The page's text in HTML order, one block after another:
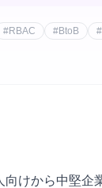
#RBAC #BtoB #
けから中堅企